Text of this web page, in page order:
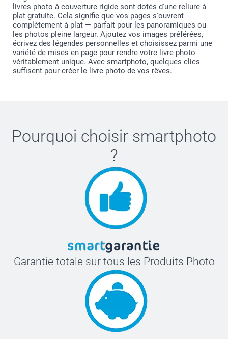
livres photo à couverture rigide sont dotés d'une reliure à
plat gratuite. Cela signifie que vos pages s'ouvrent
complètement à plat — parfait pour les panoramiques ou
les photos pleine largeur. Ajoutez vos images préférées,
écrivez des légendes personnelles et choisissez parmi une
variété de mises en page pour rendre votre livre photo
véritablement unique. Avec smartphoto, quelques clics
suffisent pour créer le livre photo de vos rêves.
Pourquoi choisir smartphoto
?
Garantie totale sur tous les Produits Photo